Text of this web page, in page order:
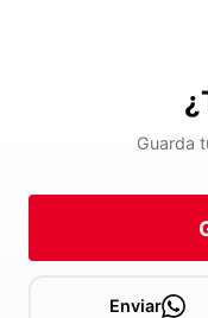
Guarda
Enviar